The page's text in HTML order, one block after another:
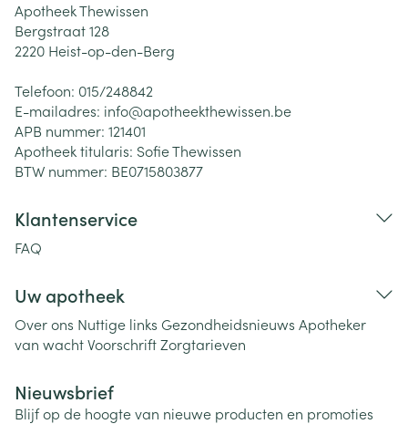
Apotheek Thewissen
Bergstraat 128
2220 Heist-op-den-Berg
Telefoon: 015/248842
E-mailadres: info@apotheekthewissen.be
APB nummer: 121401
Apotheek titularis: Sofie Thewissen
BTW nummer: BE0715803877
Klantenservice
FAQ
Uw apotheek
Over ons Nuttige links Gezondheidsnieuws Apotheker
van wachtVoorschriftZorgtarieven
Nieuwsbrief
Blijf op de hoogte van nieuwe producten en promoties